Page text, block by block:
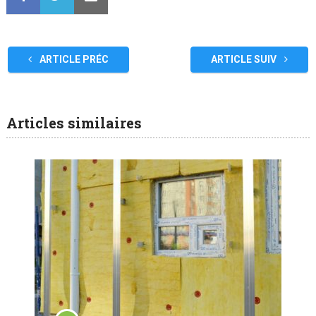
ARTICLE PRÉC ARTICLE SUIV
Articles similaires